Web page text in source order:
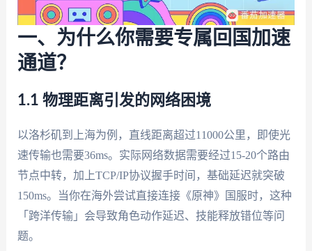
一、为什么你需要专属回国加速
通道？
1.1 物理距离引发的网络困境
以洛杉矶到上海为例，直线距离超过11000公里，即使光
速传输也需要36ms。实际网络数据需要经过15-20个路由
节点中转，加上TCP/IP协议握手时间，基础延迟就突破
150ms。当你在海外尝试直接连接《原神》国服时，这种
「跨洋传输」会导致角色动作延迟、技能释放错位等问
题。